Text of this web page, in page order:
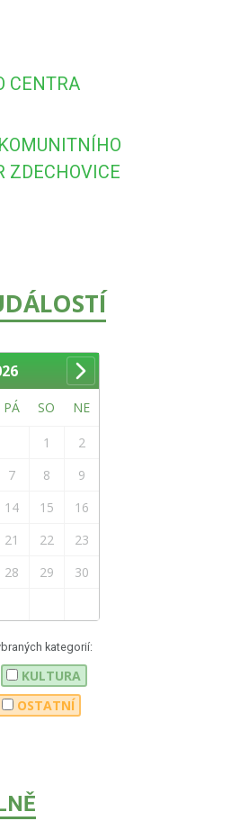
CENTRA
ZDECHOVICE
PÁ SO NE
1
2
7 8
9
14 15
16
21 22
23
28 29
30
kategorií:
KULTURA
OSTATNÍ